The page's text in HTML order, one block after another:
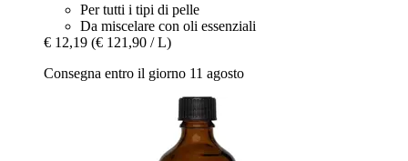
Per tutti i tipi di pelle
Da miscelare con oli essenziali
€ 12,19 (€ 121,90 / L)
Consegna entro il giorno 11 agosto